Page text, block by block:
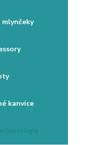
mlynčeky
kanvice